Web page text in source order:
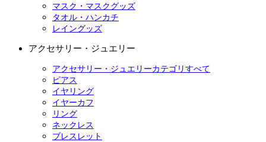
マスク・マスクグッズ
タオル・ハンカチ
レイングッズ
アクセサリー・ジュエリー
アクセサリー・ジュエリーカテゴリすべて
ピアス
イヤリング
イヤーカフ
リング
ネックレス
ブレスレット